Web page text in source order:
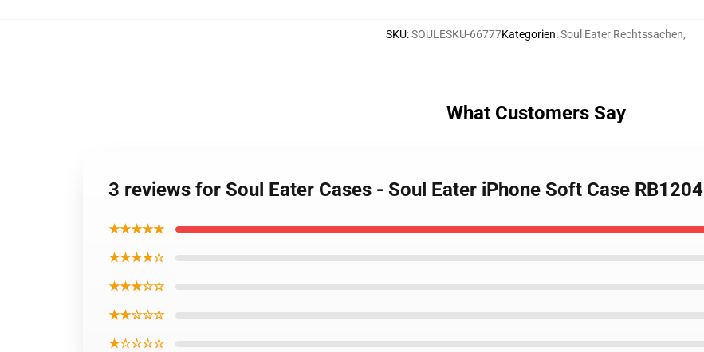
SKU:SOULESKU-66777Kategorien:Soul Eater Rechtssachen,
What Customers Say
3 reviews for Soul Eater Cases - Soul Eater iPhone Soft Case RB1204
★★★★★
★★★★☆
★★★☆☆
★★☆☆☆
★☆☆☆☆